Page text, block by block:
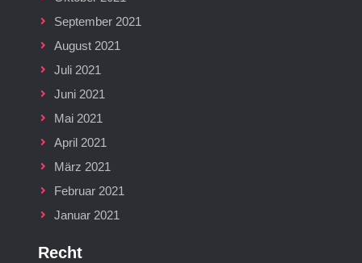
September 2021
August 2021
Juli 2021
Juni 2021
Mai 2021
April 2021
März 2021
Februar 2021
Januar 2021
Recht